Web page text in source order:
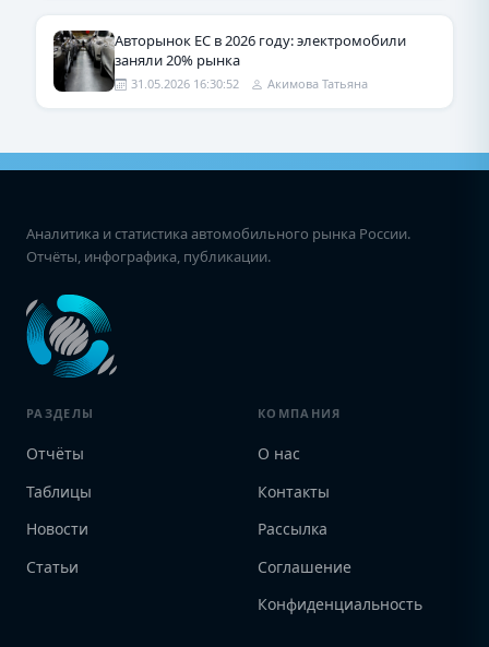
Авторынок ЕС в 2026 году: электромобили
заняли 20% рынка
31.05.2026 16:30:52 Акимова Татьяна
Аналитика и статистика автомобильного рынка России.
Отчёты, инфографика, публикации.
РАЗДЕЛЫ
Отчёты
Таблицы
Новости
Статьи
КОМПАНИЯ
О нас
Контакты
Рассылка
Соглашение
Конфиденциальность